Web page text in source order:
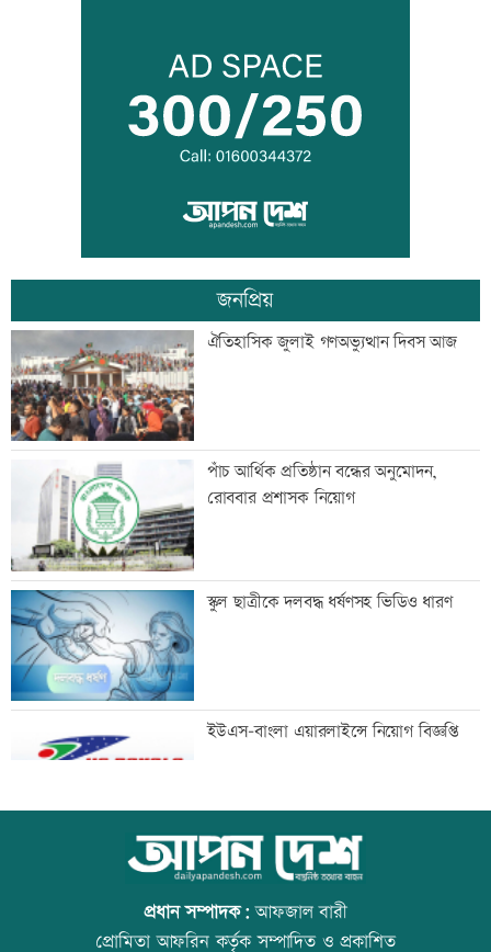
প্রধানমন্ত্রীর সভাপতিত্বে মন্ত্রিপরিষদের বৈঠক
চলছে
ধর্ষণসহ ভিডিও ধারণের দায়ে ২ জনের
মৃত্যুদণ্ড
চুপ্পুর বিরুদ্ধে ৫শ’ কোটি টাকা দুর্নীতির
অভিযোগ
নির্বাচন পদ্ধতি সংস্কার না করলে সহিংসতা
বাড়বে: এবি পার্টি
কার্যালয় দখল-পাল্টা দাবিতে ৩ কমিটির
লড়াই
প্রেমিকার সঙ্গে ঘুরতে গিয়ে প্রেমিক নিহত
হাম উপসর্গে আরও ৫ শিশুর মৃত্যু
জনপ্রিয়
ঐতিহাসিক জুলাই গণঅভ্যুত্থান দিবস আজ
পাঁচ আর্থিক প্রতিষ্ঠান বন্ধের অনুমোদন,
রোববার প্রশাসক নিয়োগ
স্কুল ছাত্রীকে দলবদ্ধ ধর্ষণসহ ভিডিও ধারণ
ইউএস-বাংলা এয়ারলাইন্সে নিয়োগ বিজ্ঞপ্তি
আজ স্বর্ণ-রুপা যে দামে বিক্রি হচ্ছে
প্রধান সম্পাদক:আফজাল বারী
প্রোমিতা আফরিন কর্তৃক সম্পাদিত ও প্রকাশিত